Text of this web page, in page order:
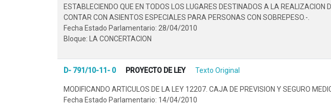
ESTABLECIENDO QUE EN TODOS LOS LUGARES DESTINADOS A LA
CONTAR CON ASIENTOS ESPECIALES PARA PERSONAS CON SOBREPESO.-.
Fecha Estado Parlamentario: 28/04/2010
Bloque: LA CONCERTACION
D- 791/10-11- 0 PROYECTO DE LEY Texto Original
MODIFICANDO ARTICULOS DE LA LEY 12207. CAJA DE PREVISION Y SEGURO
Fecha Estado Parlamentario: 14/04/2010